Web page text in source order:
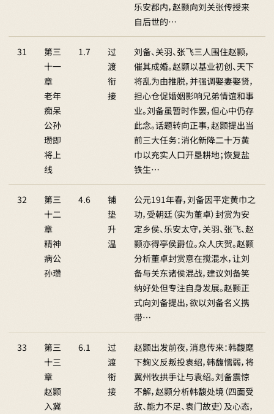
乐安郡内，赵颢向刘关张传授来
自后世的…
31
第三
十一
章
老年
痴呆
公孙
瓒即
将上
线
1.7
过
渡
衔
接
刘备、关羽、张飞三人围住赵颢，
催其成婚。赵颢以基业初创、天下
将乱为由推脱，并强调娶妻娶贤，
担心仓促婚姻影响兄弟情谊和事
业。刘备虽暂时作罢，但心中仍存
此念。话题转向正事，赵颢提出当
前三大任务：消化新降二十万黄
巾以充实人口开垦耕地；恢复盐
铁生…
32
第三
十二
章
精神
病公
孙瓒
4.6
铺
垫
升
温
公元191年春，刘备因平定黄巾之
功，受朝廷（实为董卓）封赏为安
定乡侯、乐安太守，关羽、张飞、赵
颢亦得亭侯爵位。众人庆贺。赵颢
分析董卓封赏意在搅混水，让刘
备与关东诸侯混战，建议刘备笑
纳好处但专注自身发展。赵颢正
式向刘备提出，欲以刘备名义携
带…
33
第三
十三
章
赵颢
入冀
6.1
过
渡
衔
接
赵颢出发前夜，消息传来：韩馥麾
下麹义反叛投袁绍，韩馥懦弱，将
冀州牧拱手让与袁绍。刘备震惊
不解，赵颢分析韩馥处境（四面受
敌、能力不足、袁门故吏）及心态，